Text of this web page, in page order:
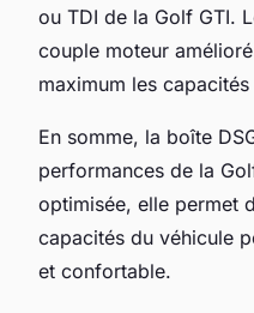
ou TDI de la Golf GTI.
couple moteur
maximum les
En somme, la boîte
performances de la
optimisée, elle permet
capacités du véhicule
et confortable.